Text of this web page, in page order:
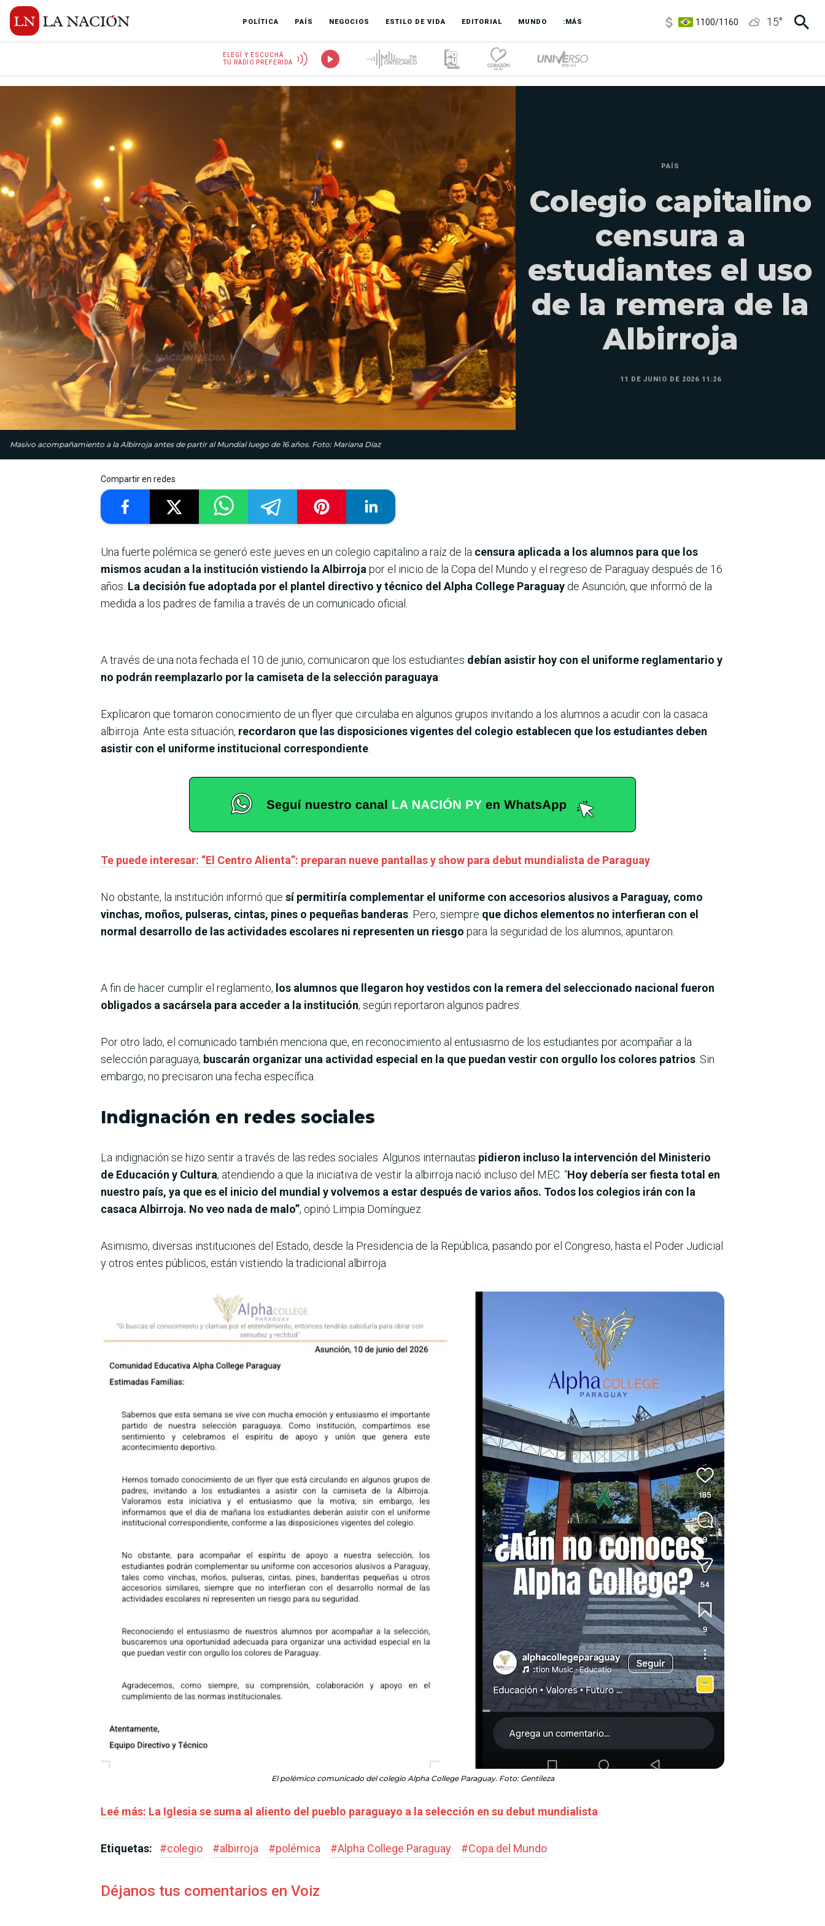
POLÍTICA PAÍS NEGOCIOS ESTILO DE VIDA EDITORIAL MUNDO :MÁS
3,8/4
15°
ELEGÍ Y ESCUCHÁ
TU RADIO PREFERIDA
Masivo acompañamiento a la Albirroja antes de partir al Mundial luego de 16 años. Foto: Mariana Díaz
PAÍS
Colegio capitalino
censura a
estudiantes el uso
de la remera de la
Albirroja
11 DE JUNIO DE 2026 11:26
Compartir en redes
Una fuerte polémica se generó este jueves en un colegio capitalino a raíz de la censura aplicada a los alumnos para que los
mismos acudan a la institución vistiendo la Albirroja por el inicio de la Copa del Mundo y el regreso de Paraguay después de 16
años. La decisión fue adoptada por el plantel directivo y técnico del Alpha College Paraguay de Asunción, que informó de la
medida a los padres de familia a través de un comunicado oficial.
A través de una nota fechada el 10 de junio, comunicaron que los estudiantes debían asistir hoy con el uniforme reglamentario y
no podrán reemplazarlo por la camiseta de la selección paraguaya
Explicaron que tomaron conocimiento de un flyer que circulaba en algunos grupos invitando a los alumnos a acudir con la casaca
albirroja. Ante esta situación, recordaron que las disposiciones vigentes del colegio establecen que los estudiantes deben
asistir con el uniforme institucional correspondiente
Te puede interesar: “El Centro Alienta”: preparan nueve pantallas y show para debut mundialista de Paraguay
No obstante, la institución informó que sí permitiría complementar el uniforme con accesorios alusivos a Paraguay, como
vinchas, moños, pulseras, cintas, pines o pequeñas banderas . Pero, siempre que dichos elementos no interfieran con el
normal desarrollo de las actividades escolares ni representen un riesgo para la seguridad de los alumnos, apuntaron.
A fin de hacer cumplir el reglamento, los alumnos que llegaron hoy vestidos con la remera del seleccionado nacional fueron
obligados a sacársela para acceder a la institución, según reportaron algunos padres.
Por otro lado, el comunicado también menciona que, en reconocimiento al entusiasmo de los estudiantes por acompañar a la
selección paraguaya, buscarán organizar una actividad especial en la que puedan vestir con orgullo los colores patrios . Sin
embargo, no precisaron una fecha específica.
Indignación en redes sociales
La indignación se hizo sentir a través de las redes sociales. Algunos internautas pidieron incluso la intervención del Ministerio
de Educación y Cultura, atendiendo a que la iniciativa de vestir la albirroja nació incluso del MEC. “Hoy debería ser fiesta total en
nuestro país, ya que es el inicio del mundial y volvemos a estar después de varios años. Todos los colegios irán con la
casaca Albirroja. No veo nada de malo”, opinó Limpia Domínguez.
Asimismo, diversas instituciones del Estado, desde la Presidencia de la República, pasando por el Congreso, hasta el Poder Judicial
y otros entes públicos, están vistiendo la tradicional albirroja.
El polémico comunicado del colegio Alpha College Paraguay. Foto: Gentileza
Leé más: La Iglesia se suma al aliento del pueblo paraguayo a la selección en su debut mundialista
Etiquetas: #colegio #albirroja #polémica #Alpha College Paraguay #Copa del Mundo
Déjanos tus comentarios en Voiz